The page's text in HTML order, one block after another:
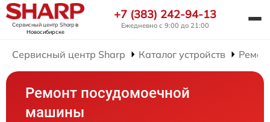
Сервисный центр Sharpв
Новосибирске
+7 (383) 242-94-13
Ежедневно с 9:00 до 21:00
Сервисный центр Sharp Каталог устройств
Ремонт посудомоечной
машины